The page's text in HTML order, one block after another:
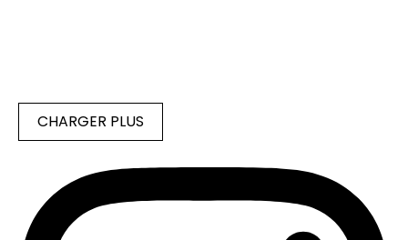
CHARGER PLUS